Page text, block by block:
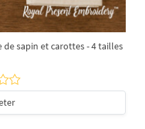
sapin et carottes - 4 tailles